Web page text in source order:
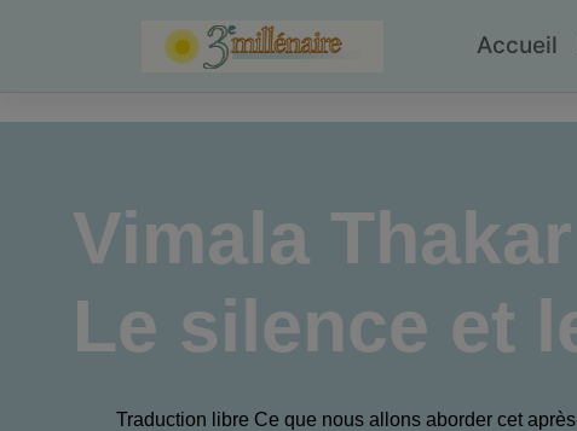
Accueil
Vimala Thakar
Le silence et
Traduction libre Ce que nous allons aborder cet